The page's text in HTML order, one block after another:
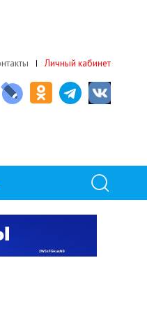
Личный кабинет